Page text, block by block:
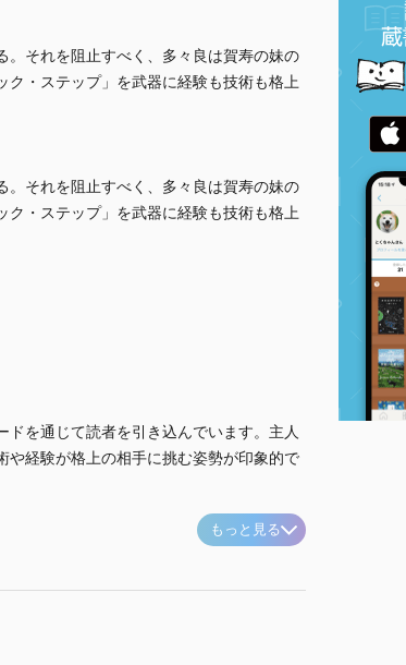
。それを阻止すべく、多々良は賀寿の妹の
・ステップ」を武器に経験も技術も格上
。それを阻止すべく、多々良は賀寿の妹の
・ステップ」を武器に経験も技術も格上
を通じて読者を引き込んでいます。主人
や経験が格上の相手に挑む姿勢が印象的で
もっと見る